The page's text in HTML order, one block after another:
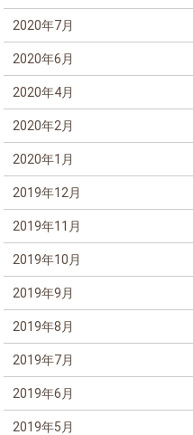
2020年7月
2020年6月
2020年4月
2020年2月
2020年1月
2019年12月
2019年11月
2019年10月
2019年9月
2019年8月
2019年7月
2019年6月
2019年5月